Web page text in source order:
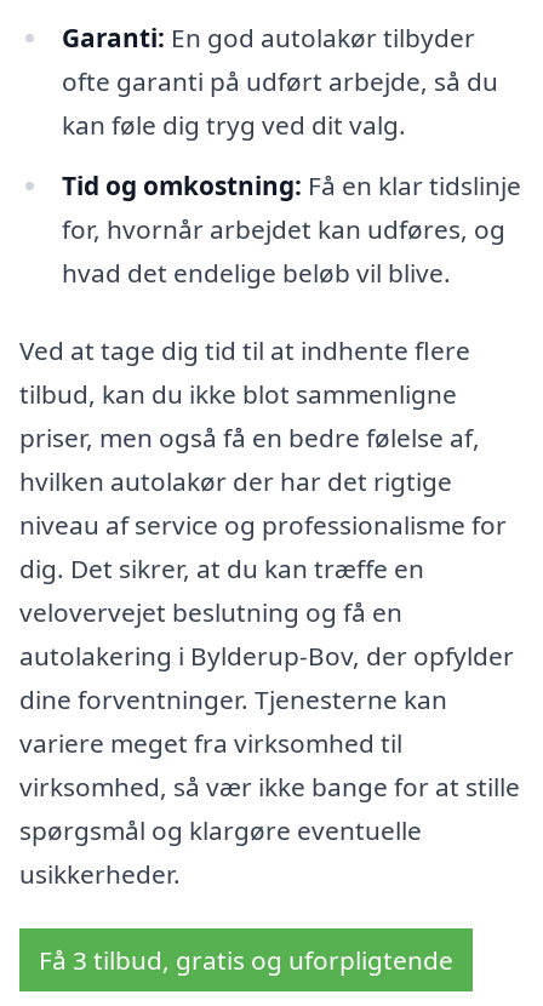
Garanti: En god autolakør tilbyder
ofte garanti på udført arbejde, så du
kan føle dig tryg ved dit valg.
Tid og omkostning: Få en klar tidslinje
for, hvornår arbejdet kan udføres, og
hvad det endelige beløb vil blive.
Ved at tage dig tid til at indhente flere
tilbud, kan du ikke blot sammenligne
priser, men også få en bedre følelse af,
hvilken autolakør der har det rigtige
niveau af service og professionalisme for
dig. Det sikrer, at du kan træffe en
velovervejet beslutning og få en
autolakering i Bylderup-Bov, der opfylder
dine forventninger. Tjenesterne kan
variere meget fra virksomhed til
virksomhed, så vær ikke bange for at stille
spørgsmål og klargøre eventuelle
usikkerheder.
Få 3 tilbud, gratis og uforpligtende